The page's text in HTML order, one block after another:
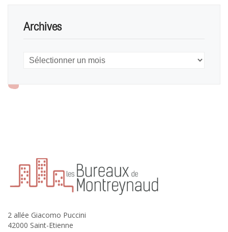
Archives
Archives
2 allée Giacomo Puccini
42000 Saint-Etienne